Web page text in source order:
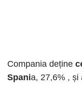
Compania deține
Spania, 27,6% , și